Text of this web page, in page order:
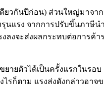
วกันปีก่อน) ส่วนใหญ่มาจาก
แรง จากการปรับขึ้นภาษีน
งจะส่งผลกระทบต่อการค้
ตัวได้เป็นครั้งแรกในรอบ
ก็ตาม แรงส่งดังกล่าวอา